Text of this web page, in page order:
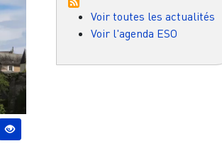
Voir toutes les actualités
Voir l'agenda ESO